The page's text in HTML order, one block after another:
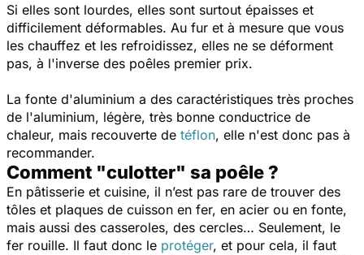
Si elles sont lourdes, elles sont surtout épaisses et
difficilement déformables. Au fur et à mesure que vous
les chauffez et les refroidissez, elles ne se déforment
pas, à l'inverse des poêles premier prix.
La fonte d'aluminium a des caractéristiques très proches
de l'aluminium, légère, très bonne conductrice de
chaleur, mais recouverte de téflon, elle n'est donc pas à
recommander.
Comment "culotter" sa poêle ?
En pâtisserie et cuisine, il n’est pas rare de trouver des
tôles et plaques de cuisson en fer, en acier ou en fonte,
mais aussi des casseroles, des cercles… Seulement, le
fer rouille. Il faut donc le protéger, et pour cela, il faut